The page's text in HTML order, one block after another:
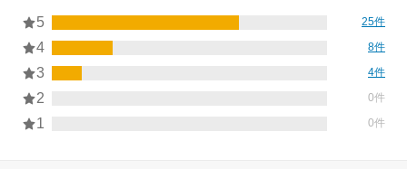
5 25件
4 8件
3 4件
2 0件
1 0件